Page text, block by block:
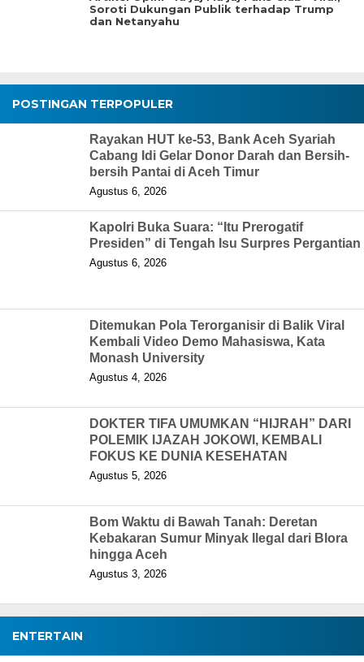
Soroti Dukungan Publik terhadap Trump
dan Netanyahu
POSTINGAN TERPOPULER
Rayakan HUT ke-53, Bank Aceh Syariah
Cabang Idi Gelar Donor Darah dan Bersih-
bersih Pantai di Aceh Timur
Agustus 6, 2026
Kapolri Buka Suara: “Itu Prerogatif
Presiden” di Tengah Isu Surpres Pergantian
Agustus 6, 2026
Ditemukan Pola Terorganisir di Balik Viral
Kembali Video Demo Mahasiswa, Kata
Monash University
Agustus 4, 2026
DOKTER TIFA UMUMKAN “HIJRAH” DARI
POLEMIK IJAZAH JOKOWI, KEMBALI
FOKUS KE DUNIA KESEHATAN
Agustus 5, 2026
Bom Waktu di Bawah Tanah: Deretan
Kebakaran Sumur Minyak Ilegal dari Blora
hingga Aceh
Agustus 3, 2026
ENTERTAIN